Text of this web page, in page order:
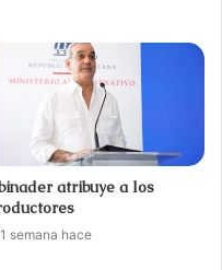
atribuye a los
1 semana hace